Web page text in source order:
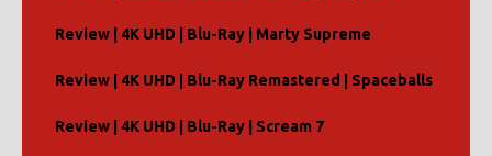
Review | 4K UHD | Blu-Ray | Marty Supreme
Review | 4K UHD | Blu-Ray Remastered | Spaceballs
Review | 4K UHD | Blu-Ray | Scream 7